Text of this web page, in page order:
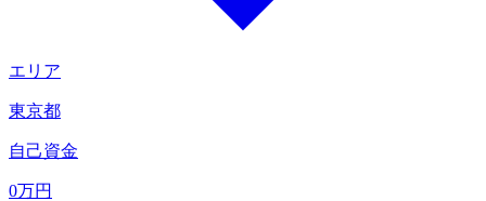
エリア
東京都
自己資金
0万円